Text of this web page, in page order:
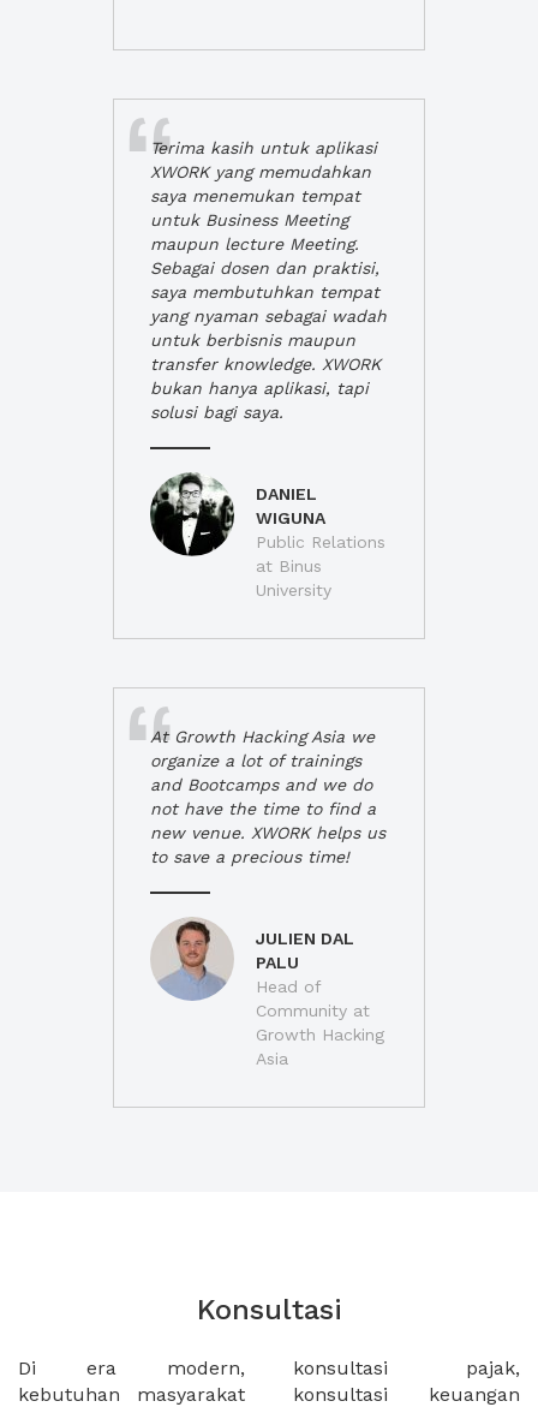
Terima kasih untuk aplikasi
XWORK yang memudahkan
saya menemukan tempat
untuk Business Meeting
maupun lecture Meeting.
Sebagai dosen dan praktisi,
saya membutuhkan tempat
yang nyaman sebagai wadah
untuk berbisnis maupun
transfer knowledge. XWORK
bukan hanya aplikasi, tapi
solusi bagi saya.
DANIEL
WIGUNA
Public Relations
at Binus
University
At Growth Hacking Asia we
organize a lot of trainings
and Bootcamps and we do
not have the time to find a
new venue. XWORK helps us
to save a precious time!
JULIEN DAL
PALU
Head of
Community at
Growth Hacking
Asia
Konsultasi
Di era modern,
kebutuhan masyarakat
konsultasi pajak,
konsultasi keuangan